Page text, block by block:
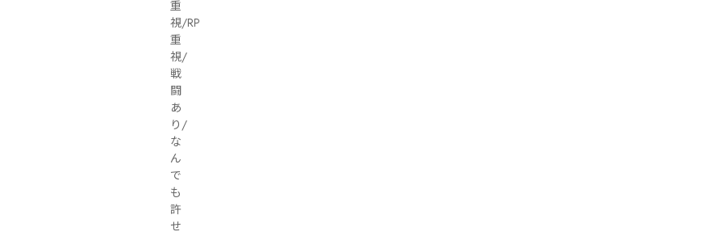
重
視/RP
重
視/
戦
闘
あ
り/
な
ん
で
も
許
せ